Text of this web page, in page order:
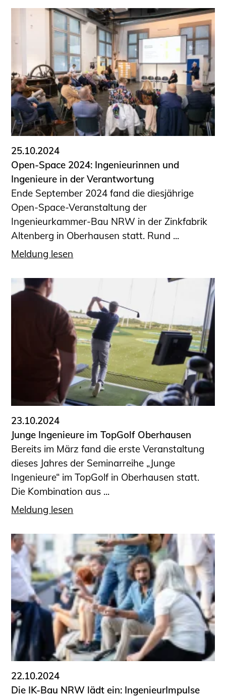
25.10.2024
Open-Space 2024: Ingenieurinnen und
Ingenieure in der Verantwortung
Ende September 2024 fand die diesjährige
Open-Space-Veranstaltung der
Ingenieurkammer-Bau NRW in der Zinkfabrik
Altenberg in Oberhausen statt. Rund ...
Meldung lesen
23.10.2024
Junge Ingenieure im TopGolf Oberhausen
Bereits im März fand die erste Veranstaltung
dieses Jahres der Seminarreihe „Junge
Ingenieure“ im TopGolf in Oberhausen statt.
Die Kombination aus ...
Meldung lesen
22.10.2024
Die IK-Bau NRW lädt ein: IngenieurImpulse